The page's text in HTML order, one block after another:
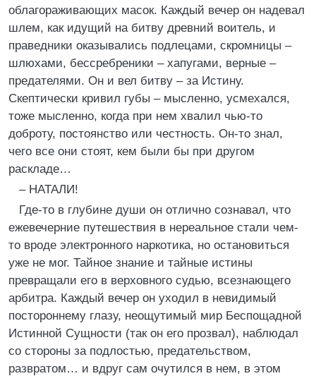
облагораживающих масок. Каждый вечер он надевал
шлем, как идущий на битву древний воитель, и
праведники оказывались подлецами, скромницы –
шлюхами, бессребреники – хапугами, верные –
предателями. Он и вел битву – за Истину.
Скептически кривил губы – мысленно, усмехался,
тоже мысленно, когда при нем хвалил чью-то
доброту, постоянство или честность. Он-то знал,
чего все они стоят, кем были бы при другом
раскладе…
– НАТАЛИ!
Где-то в глубине души он отлично сознавал, что
ежевечерние путешествия в нереальное стали чем-
то вроде электронного наркотика, но остановиться
уже не мог. Тайное знание и тайные истины
превращали его в верховного судью, всезнающего
арбитра. Каждый вечер он уходил в невидимый
постороннему глазу, неощутимый мир Беспощадной
Истинной Сущности (так он его прозвал), наблюдал
со стороны за подлостью, предательством,
развратом… и вдруг сам очутился в нем, в этом